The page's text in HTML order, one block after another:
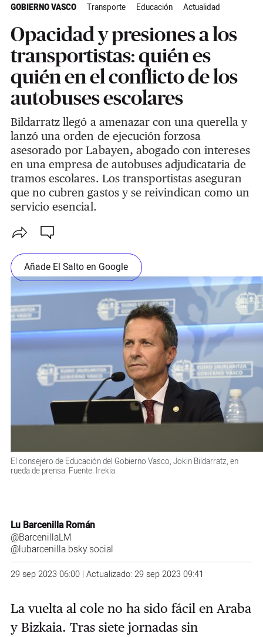
GOBIERNO VASCO Transporte Educación Actualidad
Opacidad y presiones a los
transportistas: quién es
quién en el conflicto de los
autobuses escolares
Bildarratz llegó a amenazar con una querella y
lanzó una orden de ejecución forzosa
asesorado por Labayen, abogado con intereses
en una empresa de autobuses adjudicataria de
tramos escolares. Los transportistas aseguran
que no cubren gastos y se reivindican como un
servicio esencial.
Añade El Salto en Google
El consejero de Educación del Gobierno Vasco, Jokin Bildarratz, en
rueda de prensa. Fuente: Irekia
Lu Barcenilla Román
@BarcenillaLM
@lubarcenilla.bsky.social
29 sep 2023 06:00 | Actualizado: 29 sep 2023 09:41
La vuelta al cole no ha sido fácil en Araba
y Bizkaia. Tras siete jornadas sin